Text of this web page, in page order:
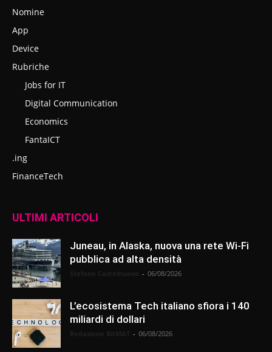
Nomine
App
Device
Rubriche
Jobs for IT
Digital Communication
Economics
FantaICT
.ing
FinanceTech
ULTIMI ARTICOLI
Juneau, in Alaska, nuova una rete Wi-Fi
pubblica ad alta densità
- 06/08/2026
L’ecosistema Tech italiano sfiora i 140
miliardi di dollari
- 06/08/2026